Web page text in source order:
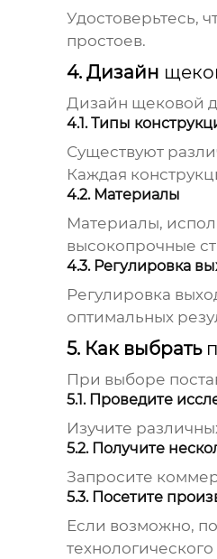
Удостоверьтесь,
простоев.
4. Дизайн
Дизайн щековой
4.1. Типы
Существуют
Каждая
4.2. Материалы
Материалы,
высокопрочные
4.3. Регулировка
Регулировка
оптимальных
5. Как выбрать
При выборе
5.1. Проведите
Изучите
5.2. Получите
Запросите
5.3. Посетите
Если возможно,